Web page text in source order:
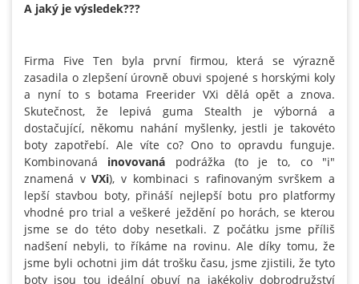
A jaký je výsledek???
Firma Five Ten byla první firmou, která se výrazně
zasadila o zlepšení úrovně obuvi spojené s horskými koly
a nyní to s botama Freerider VXi dělá opět a znova.
Skutečnost, že lepivá guma Stealth je výborná a
dostačující, někomu nahání myšlenky, jestli je takovéto
boty zapotřebí. Ale víte co? Ono to opravdu funguje.
Kombinovaná inovovaná podrážka (to je to, co "i"
znamená vVXi), v kombinaci s rafinovaným svrškem a
lepší stavbou boty, přináší nejlepší botu pro platformy
vhodné pro trial a veškeré ježdění po horách, se kterou
jsme se do této doby nesetkali. Z počátku jsme příliš
nadšení nebyli, to říkáme na rovinu. Ale díky tomu, že
jsme byli ochotni jim dát trošku času, jsme zjistili, že tyto
boty jsou tou ideální obuví na jakékoliv dobrodružství